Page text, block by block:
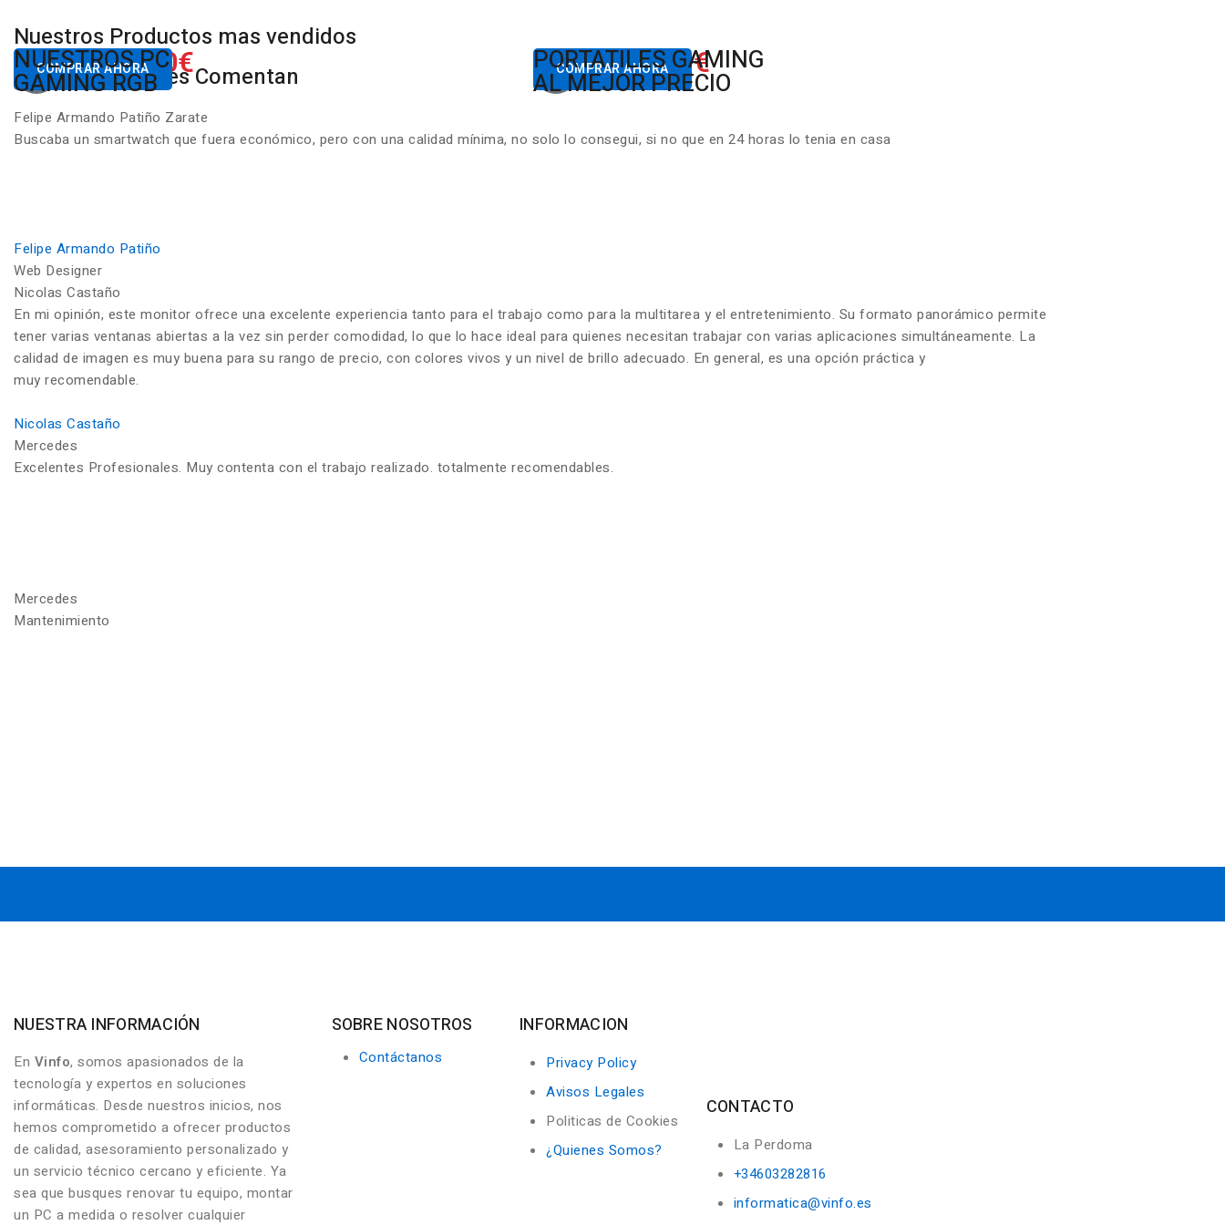
Nuestros Productos mas vendidos
Desde650.00€
COMPRAR AHORA
NUESTROS PC
GAMING RGB
Desde822.00€
COMPRAR AHORA
PORTATILES GAMING
AL MEJOR PRECIO
Nuestros Clientes Comentan
Felipe Armando Patiño Zarate
Buscaba un smartwatch que fuera económico, pero con una calidad mínima, no solo lo consegui, si no que en 24 horas lo tenia en casa
Felipe Armando Patiño
Web Designer
Nicolas Castaño
En mi opinión, este monitor ofrece una excelente experiencia tanto para el trabajo como para la multitarea y el entretenimiento. Su formato panorámico permite
tener varias ventanas abiertas a la vez sin perder comodidad, lo que lo hace ideal para quienes necesitan trabajar con varias aplicaciones simultáneamente. La
calidad de imagen es muy buena para su rango de precio, con colores vivos y un nivel de brillo adecuado. En general, es una opción práctica y
muy recomendable.
Nicolas Castaño
Mercedes
Excelentes Profesionales. Muy contenta con el trabajo realizado. totalmente recomendables.
Mercedes
Mantenimiento
NUESTRA INFORMACIÓN
En Vinfo, somos apasionados de la
tecnología y expertos en soluciones
informáticas. Desde nuestros inicios, nos
hemos comprometido a ofrecer productos
de calidad, asesoramiento personalizado y
un servicio técnico cercano y eficiente. Ya
sea que busques renovar tu equipo, montar
un PC a medida o resolver cualquier
SOBRE NOSOTROS
Contáctanos
INFORMACION
Privacy Policy
Avisos Legales
Politicas de Cookies
¿Quienes Somos?
CONTACTO
La Perdoma
+34603282816
informatica@vinfo.es